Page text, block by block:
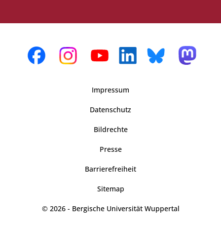
Impressum
Datenschutz
Bildrechte
Presse
Barrierefreiheit
Sitemap
© 2026 - Bergische Universität Wuppertal